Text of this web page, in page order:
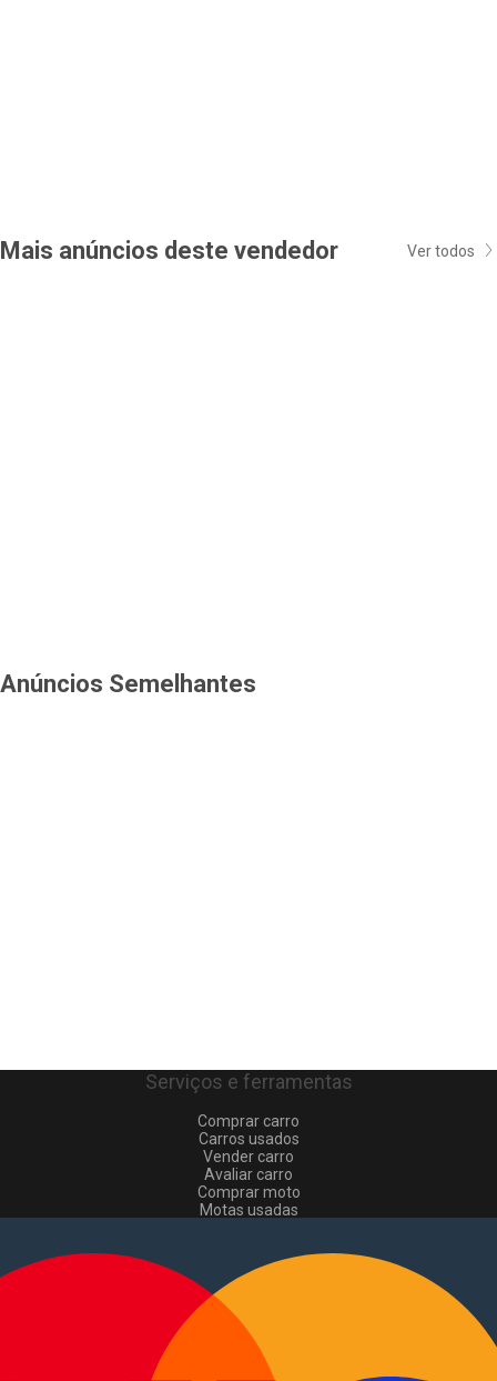
Mais anúncios deste vendedor Ver todos
Anúncios Semelhantes
Serviços e ferramentas
Comprar carro
Carros usados
Vender carro
Avaliar carro
Comprar moto
Motas usadas
Comerciais usados
Vender comerciais
Informações
Como comprar e vender
Pacotes de anúncios